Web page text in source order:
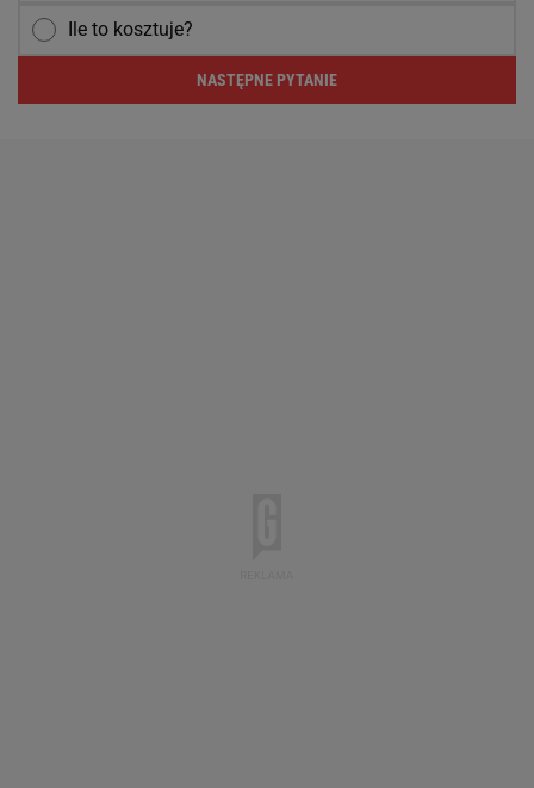
Ile to kosztuje?
NASTĘPNE PYTANIE